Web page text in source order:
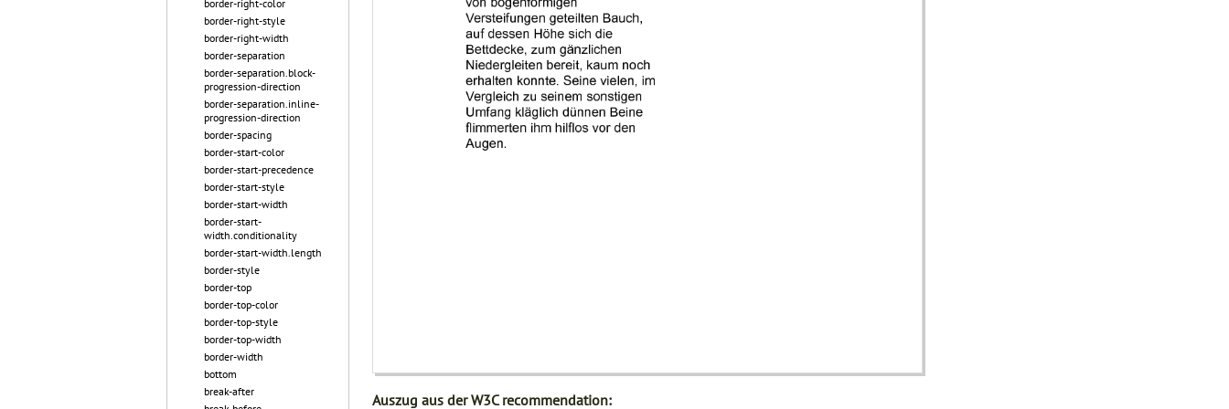
border-right-color
border-right-style
border-right-width
border-separation
border-separation.block-
progression-direction
border-separation.inline-
progression-direction
border-spacing
border-start-color
border-start-precedence
border-start-style
border-start-width
border-start-
width.conditionality
border-start-width.length
border-style
border-top
border-top-color
border-top-style
border-top-width
border-width
bottom
break-after
Auszug aus der W3C recommendation: